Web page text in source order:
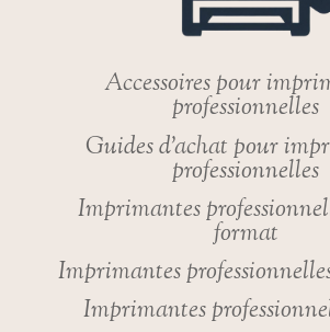
Accessoires pour
professionnelles
Guides d’achat pour
professionnelles
Imprimantes
format
Imprimantes
Imprimantes